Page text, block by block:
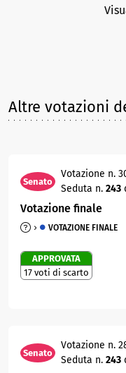
Altre votazioni
Senato
Votazione n.
Seduta n. 243
Votazione finale
VOTAZIONE FINALE
APPROVATA
17 voti di scarto
Senato
Votazione n.
Seduta n. 243